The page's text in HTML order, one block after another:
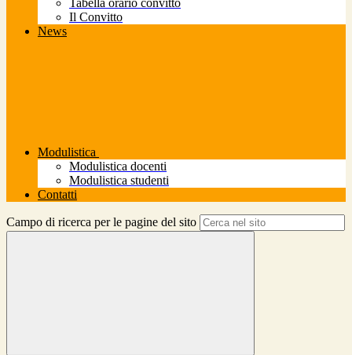
Tabella orario convitto
Il Convitto
News
Modulistica
Modulistica docenti
Modulistica studenti
Contatti
Campo di ricerca per le pagine del sito